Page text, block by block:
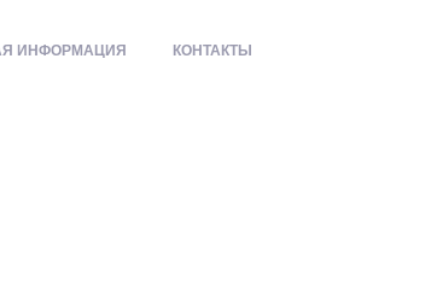
ИНФОРМАЦИЯ КОНТАКТЫ